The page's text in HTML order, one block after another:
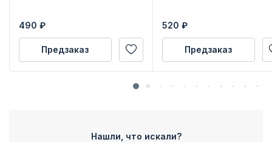
490 ₽
Предзаказ
520 ₽
Предзаказ
Нашли, что искали?